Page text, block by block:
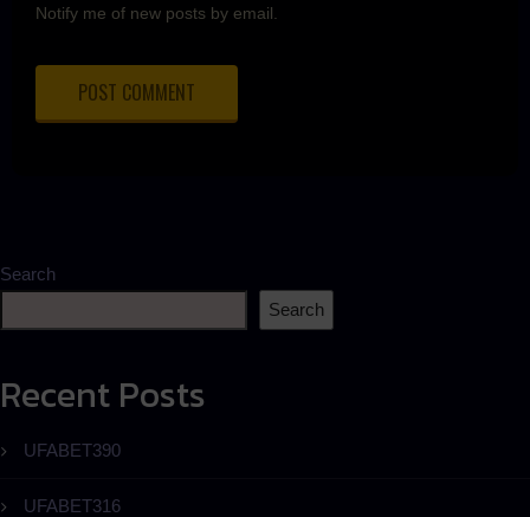
Notify me of new posts by email.
Search
Search
Recent Posts
UFABET390
UFABET316